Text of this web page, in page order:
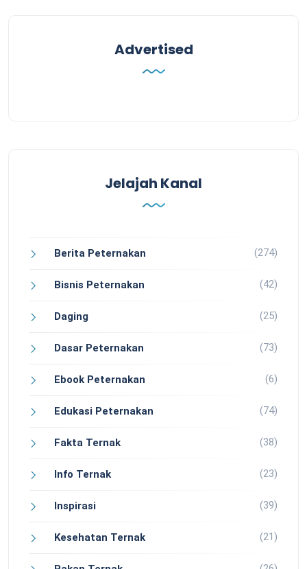
Advertised
Jelajah Kanal
Berita Peternakan (274)
Bisnis Peternakan (42)
Daging (25)
Dasar Peternakan (73)
Ebook Peternakan (6)
Edukasi Peternakan (74)
Fakta Ternak (38)
Info Ternak (23)
Inspirasi (39)
Kesehatan Ternak (21)